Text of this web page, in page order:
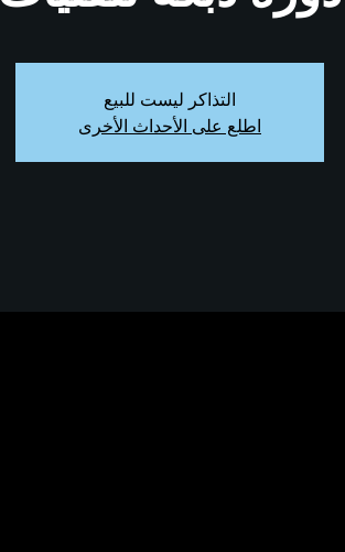
التذاكر ليست للبيع
اطلع على الأحداث الأخرى